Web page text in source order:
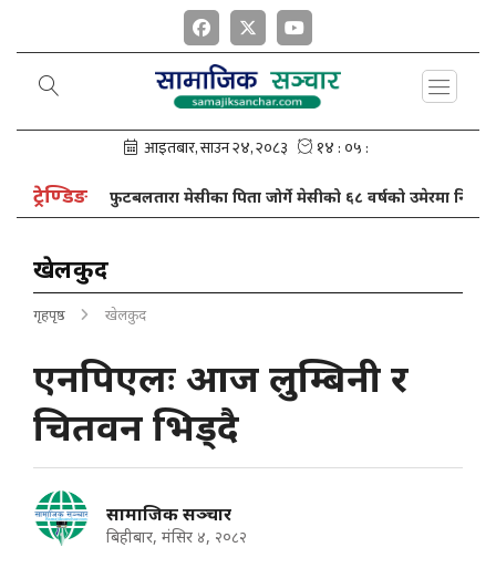
ट्रेण्डिङफुटबलतारा मेसीका पिता जोर्गे मेसीको ६८ वर्षको उमेरमा निधन
खेलकुद
गृहपृष्ठ खेलकुद
एनपिएलः आज लुम्बिनी र
चितवन भिड्दै
सामाजिक सञ्चार
बिहीबार, मंसिर ४, २०८२